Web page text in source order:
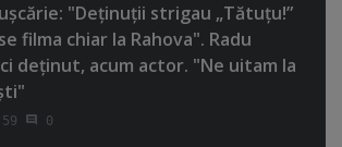
"Deţinuţii strigau „Tătuţu!”
filma chiar la Rahova". Radu
deţinut, acum actor. "Ne uitam la
0